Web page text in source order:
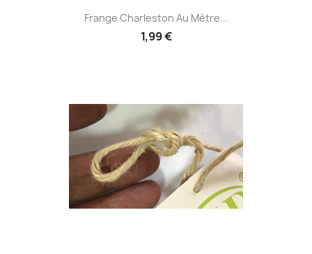
Frange Charleston Au Mètre...
1,99 €